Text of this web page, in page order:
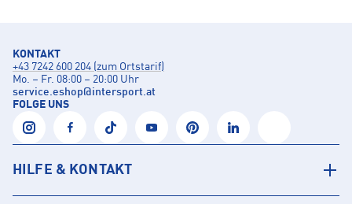
KONTAKT
+43 7242 600 204 (zum Ortstarif)
Mo. – Fr. 08:00 – 20:00 Uhr
service.eshop@intersport.at
FOLGE UNS
HILFE & KONTAKT